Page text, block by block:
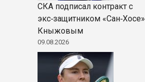
СКА подписал контракт с
экс‑защитником «Сан‑Хосе»
Кныжовым
09.08.2026